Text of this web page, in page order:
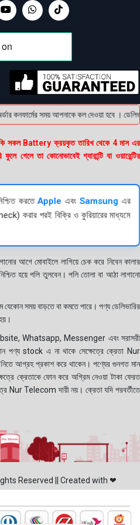
কনফার্মের সময় আপনাকে কল দেওয়া হবে ।
সকল Battery ক্রয়কৃত তারিখ থেকে 4 মাস এর
গেলে তা কোনোভাবেই গ্যারান্টি বা ওয়ারেন্টির
করতেApple এবং Samsung এর
করার পরই বিক্রি ও কুরিয়ারের মাধ্যমে
আগে মোবাইলে লাগিয়ে চেক করে নিবেন কালার
হয়ে পলি তুলবেন। পলি তোলা বা আঠা লাগানো
সময় বাড়তে বা কমতে পারে। পণ্য ডেলিভারির
Whatsapp, Messenger এবং সরাসরী
পণ্য stock এ না থাকে সেক্ষেত্রে ক্রেতা Nur
আগ্রহ প্রকাশ করে থাকেন। পণ্যের গুনগত মান
ক্রেতাকে ফোন করে অগ্রিম নেওয়া টাকা ফেরত
Nur Telecom দায়ী নয়। ক্রেতা যদি পরবর্তীতে
Reserved || Created with ❤